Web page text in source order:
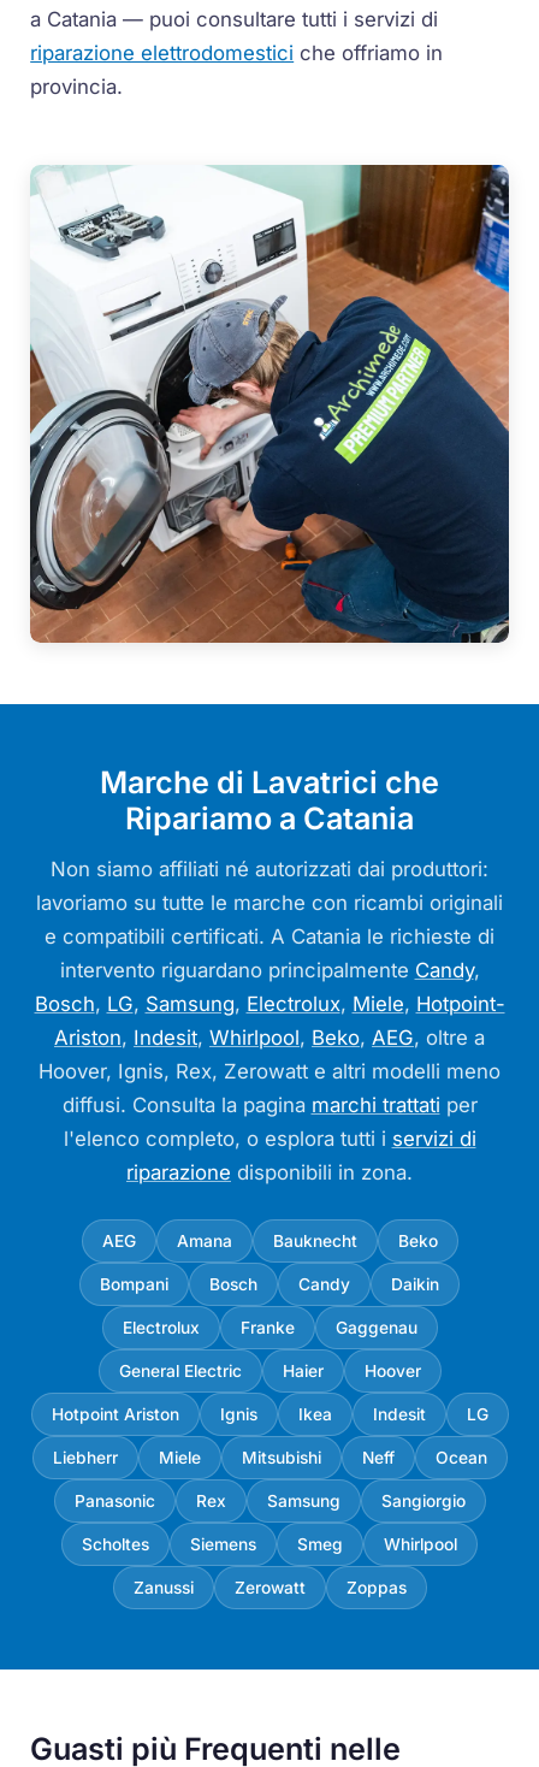
a Catania — puoi consultare tutti i servizi di
riparazione elettrodomestici che offriamo in
provincia.
Marche di Lavatrici che
Ripariamo a Catania
Non siamo affiliati né autorizzati dai produttori:
lavoriamo su tutte le marche con ricambi originali
e compatibili certificati. A Catania le richieste di
intervento riguardano principalmente Candy,
Bosch, LG, Samsung, Electrolux, Miele, Hotpoint-
Ariston, Indesit, Whirlpool, Beko, AEG, oltre a
Hoover, Ignis, Rex, Zerowatt e altri modelli meno
diffusi. Consulta la pagina marchi trattati per
l'elenco completo, o esplora tutti i servizi di
riparazione disponibili in zona.
AEG Amana Bauknecht Beko
Bompani Bosch Candy Daikin
Electrolux Franke Gaggenau
General Electric Haier Hoover
Hotpoint Ariston Ignis Ikea Indesit LG
Liebherr Miele Mitsubishi Neff Ocean
Panasonic Rex Samsung Sangiorgio
Scholtes Siemens Smeg Whirlpool
Zanussi Zerowatt Zoppas
Guasti più Frequenti nelle